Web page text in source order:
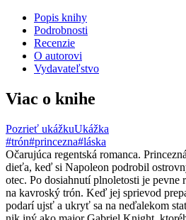
Popis knihy
Podrobnosti
Recenzie
O autorovi
Vydavateľstvo
Viac o knihe
Pozrieť ukážkuUkážka
#trón#princezna#láska
Očarujúca regentská romanca.
dieťa, keď si Napoleon podrobil
otec. Po dosiahnutí plnoletosti je
na kavroský trón. Keď jej sprievod
podarí ujsť a ukryť sa na neďalekom